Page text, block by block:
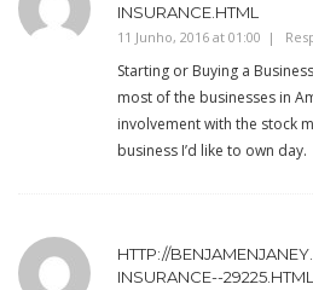
INSURANCE.HTML
11 Junho, 2016 at 01:00
Starting or Buying a
most of the businesses in
involvement with the stock
business I’d like to own day.
HTTP://
INSURANCE--29225.HTML